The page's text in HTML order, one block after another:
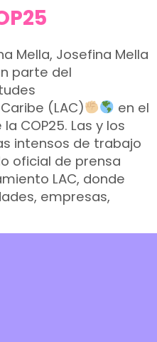
Mella, Josefina Mella
parte del
(LAC)
en el
COP25. Las y los
intensos de trabajo
oficial de prensa
LAC, donde
empresas,